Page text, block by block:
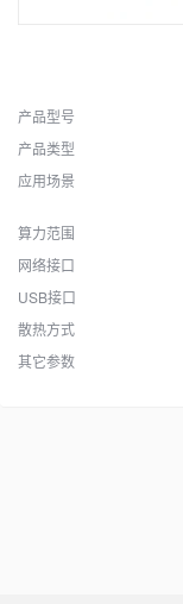
产品型号
产品类型
应用场景
算力范围
网络接口
USB接口
散热方式
其它参数